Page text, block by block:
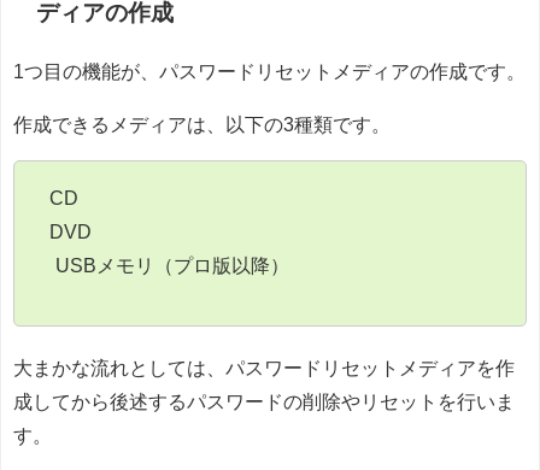
ディアの作成
1つ目の機能が、パスワードリセットメディアの作成です。
作成できるメディアは、以下の3種類です。
CD
DVD
USBメモリ（プロ版以降）
大まかな流れとしては、パスワードリセットメディアを作
成してから後述するパスワードの削除やリセットを行いま
す。